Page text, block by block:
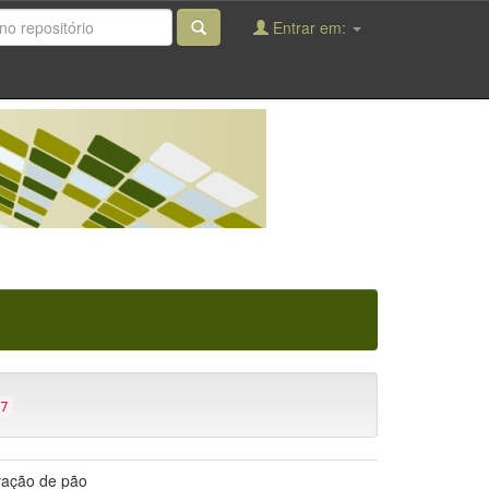
Entrar em:
de pão